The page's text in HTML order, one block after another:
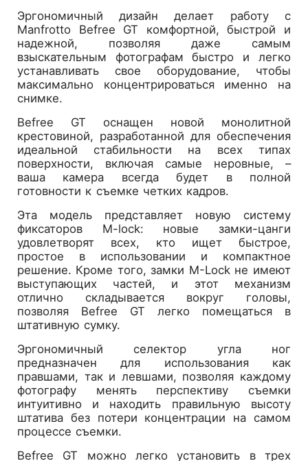
Эргономичный дизайн делает работу с
Manfrotto Befree GT комфортной, быстрой и
надежной, позволяя даже самым
взыскательным фотографам быстро и легко
устанавливать свое оборудование, чтобы
максимально концентрироваться именно на
снимке.
Befree GT оснащен новой монолитной
крестовиной, разработанной для обеспечения
идеальной стабильности на всех типах
поверхности, включая самые неровные, –
ваша камера всегда будет в полной
готовности к съемке четких кадров.
Эта модель представляет новую систему
фиксаторов M-lock: новые замки-цанги
удовлетворят всех, кто ищет быстрое,
простое в использовании и компактное
решение. Кроме того, замки M-Lock не имеют
выступающих частей, и этот механизм
отлично складывается вокруг головы,
позволяя Befree GT легко помещаться в
штативную сумку.
Эргономичный селектор угла ног
предназначен для использования как
правшами, так и левшами, позволяя каждому
фотографу менять перспективу съемки
интуитивно и находить правильную высоту
штатива без потери концентрации на самом
процессе съемки.
Befree GT можно легко установить в трех